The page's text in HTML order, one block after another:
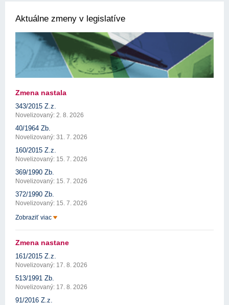
Aktuálne zmeny v legislatíve
Zmena nastala
343/2015 Z.z.
Novelizovaný: 2. 8. 2026
40/1964 Zb.
Novelizovaný: 31. 7. 2026
160/2015 Z.z.
Novelizovaný: 15. 7. 2026
369/1990 Zb.
Novelizovaný: 15. 7. 2026
372/1990 Zb.
Novelizovaný: 15. 7. 2026
Zobraziť viac
Zmena nastane
161/2015 Z.z.
Novelizovaný: 17. 8. 2026
513/1991 Zb.
Novelizovaný: 17. 8. 2026
91/2016 Z.z.